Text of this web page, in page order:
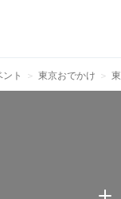
ト 東京おでかけ